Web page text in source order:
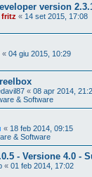
version
fritz « 14 set 2015, 17:08
« 04 giu 2015, 10:29
« 08 apr 2014,
& Software
« 18 feb 2014, 09:15
& Software
- Versione 4.0 -
« 01 feb 2014, 17:02